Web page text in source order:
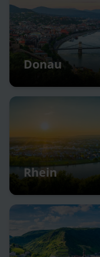
Donau
Rhein